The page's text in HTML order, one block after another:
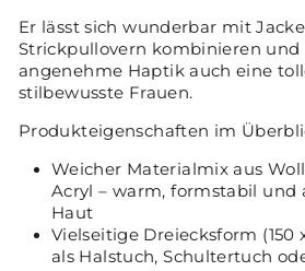
Er lässt sich wunderbar mit
Strickpullovern kombinieren und
angenehme Haptik auch eine
stilbewusste Frauen.
Produkteigenschaften im
Weicher Materialmix aus
Acryl – warm, formstabil und
Haut
Vielseitige Dreiecksform (150
als Halstuch, Schultertuch